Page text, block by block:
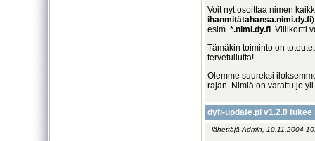
Voit nyt osoittaa nimen
ihanmitätahansa.nimi.dy.fi
esim. *.nimi.dy.fi. Villikortti
Tämäkin toiminto on
tervetullutta!
Olemme suureksi
rajan. Nimiä on varattu jo
dyfi-update.pl v1.2.0
· lähettäjä Admin, 10.11.2004